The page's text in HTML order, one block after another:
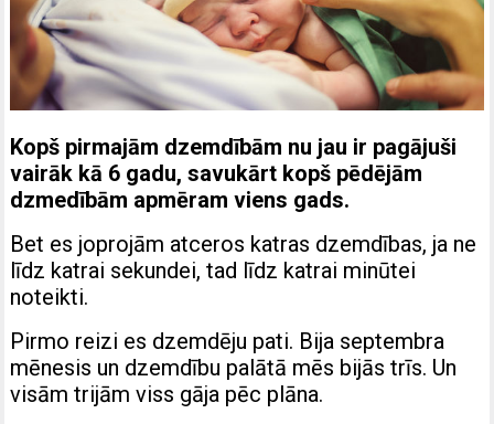
Kopš pirmajām dzemdībām nu jau ir pagājuši
vairāk kā 6 gadu, savukārt kopš pēdējām
dzmedībām apmēram viens gads.
Bet es joprojām atceros katras dzemdības, ja ne
līdz katrai sekundei, tad līdz katrai minūtei
noteikti.
Pirmo reizi es dzemdēju pati. Bija septembra
mēnesis un dzemdību palātā mēs bijās trīs. Un
visām trijām viss gāja pēc plāna.